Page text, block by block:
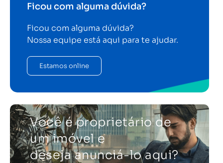
Ficou com alguma dúvida?
Ficou com alguma dúvida?
Nossa equipe está aqui para te ajudar.
Estamos online
Você é proprietário de
um imóvel e
deseja anunciá-lo aqui?